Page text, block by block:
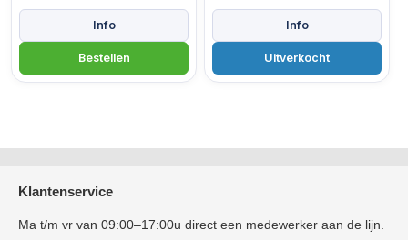
Klantenservice
Ma t/m vr van 09:00–17:00u direct een medewerker aan de lijn.